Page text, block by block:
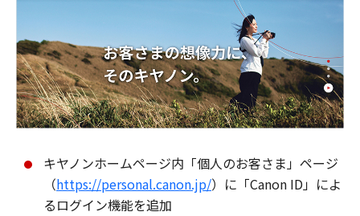
キヤノンホームページ内「個人のお客さま」ページ
（https://personal.canon.jp/）に「Canon ID」によ
るログイン機能を追加